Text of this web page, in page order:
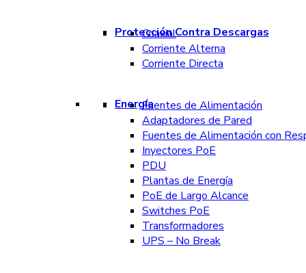
Protección Contra Descargas
Coaxial
Corriente Alterna
Corriente Directa
EnergíaFuentes de Alimentación
Adaptadores de Pared
Fuentes de Alimentación con
Inyectores PoE
PDU
Plantas de Energía
PoE de Largo Alcance
Switches PoE
Transformadores
UPS – No Break